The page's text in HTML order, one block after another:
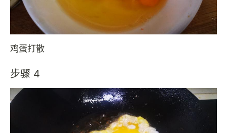
鸡蛋打散
步骤 4